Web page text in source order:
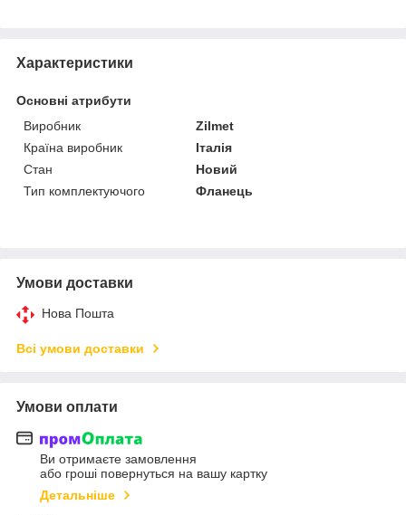
Характеристики
Основні атрибути
Виробник
Zilmet
Країна виробник
Італія
Стан
Новий
Тип комплектуючого
Фланець
Умови доставки
Нова Пошта
Всі умови доставки
Умови оплати
Ви отримаєте замовлення
або гроші повернуться на вашу картку
Детальніше